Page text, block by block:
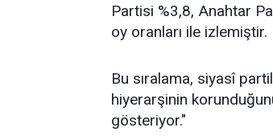
Partisi %3,8, Anahtar
oy oranları ile izlemiştir.
Bu sıralama, siyasî
hiyerarşinin
gösteriyor."